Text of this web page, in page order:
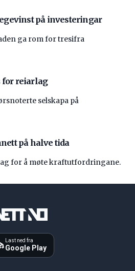
på investeringar
ga rom for tresifra
for reiarlag
selskapa på
på halve tida
for å møte kraftutfordringane.
Last ned fra
Google Play